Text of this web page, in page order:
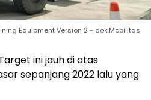
Equipment Version 2 - dok.Mobilitas
ini jauh di atas
sepanjang 2022 lalu yang